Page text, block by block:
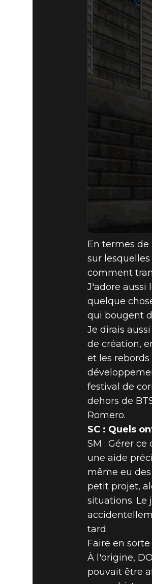
En termes
sur
comment
J'adore aussi
quelque
qui bougent
Je dirais
de création,
et les
festival de
dehors de
Romero.
SC : Quels
SM : Gérer
une aide
même eu
petit projet,
situations.
tard.
Faire en
À l'origine,
pouvait être